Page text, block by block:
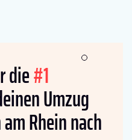
die#1
Umzug
Rhein nach